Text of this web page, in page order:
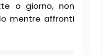
o giorno, non
mentre affronti